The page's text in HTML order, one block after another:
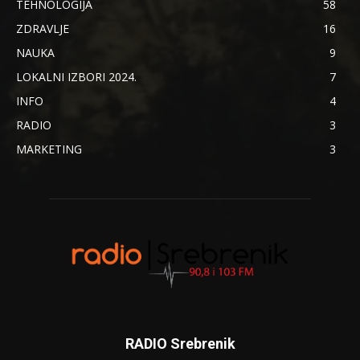
TEHNOLOGIJA
58
ZDRAVLJE
16
NAUKA
9
LOKALNI IZBORI 2024.
7
INFO
4
RADIO
3
MARKETING
3
RADIO Srebrenik